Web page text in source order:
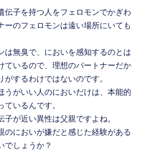
伝子を持つ人をフェロモンでかぎわ
ーのフェロモンは遠い場所にいても
は無臭で、においを感知するのとは
ているので、理想のパートナーだか
がするわけではないのです。
うがいい人のにおいだけは、本能的
ているんです。
子が近い異性は父親ですよね。
のにおいが嫌だと感じた経験がある
でしょうか？